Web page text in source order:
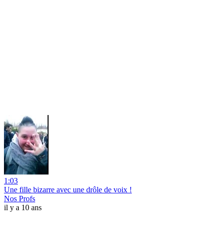
1:03
Une fille bizarre avec une drôle de voix !
Nos Profs
il y a 10 ans